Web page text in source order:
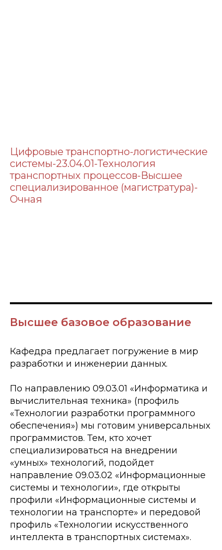
Цифровые транспортно-логистические
системы-23.04.01-Технология
транспортных процессов-Высшее
специализированное (магистратура)-
Очная
Высшее базовое образование
Кафедра предлагает погружение в мир
разработки и инженерии данных.
По направлению 09.03.01 «Информатика и
вычислительная техника» (профиль
«Технологии разработки программного
обеспечения») мы готовим универсальных
программистов. Тем, кто хочет
специализироваться на внедрении
«умных» технологий, подойдет
направление 09.03.02 «Информационные
системы и технологии», где открыты
профили «Информационные системы и
технологии на транспорте» и передовой
профиль «Технологии искусственного
интеллекта в транспортных системах».